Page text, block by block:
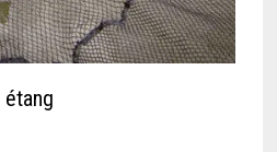
étang